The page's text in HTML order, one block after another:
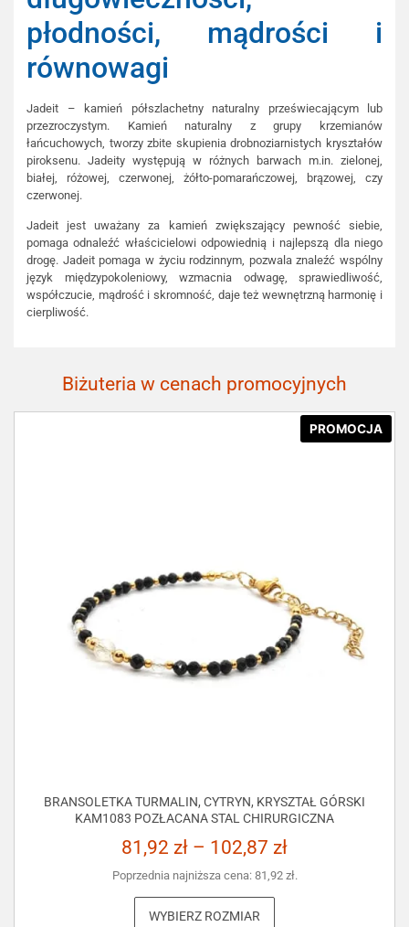
płodności, mądrości i
równowagi
Jadeit – kamień półszlachetny naturalny przeświecającym lub
przezroczystym. Kamień naturalny z grupy krzemianów
łańcuchowych, tworzy zbite skupienia drobnoziarnistych kryształów
piroksenu. Jadeity występują w różnych barwach m.in. zielonej,
białej, różowej, czerwonej, żółto-pomarańczowej, brązowej, czy
czerwonej.
Jadeit jest uważany za kamień zwiększający pewność siebie,
pomaga odnaleźć właścicielowi odpowiednią i najlepszą dla niego
drogę. Jadeit pomaga w życiu rodzinnym, pozwala znaleźć wspólny
język międzypokoleniowy, wzmacnia odwagę, sprawiedliwość,
współczucie, mądrość i skromność, daje też wewnętrzną harmonię i
cierpliwość.
Biżuteria w cenach promocyjnych
PROMOCJA
BRANSOLETKA TURMALIN, CYTRYN, KRYSZTAŁ GÓRSKI
KAM1083 POZŁACANA STAL CHIRURGICZNA
81,92 zł – 102,87 zł
Poprzednia najniższa cena: 81,92 zł.
WYBIERZ ROZMIAR